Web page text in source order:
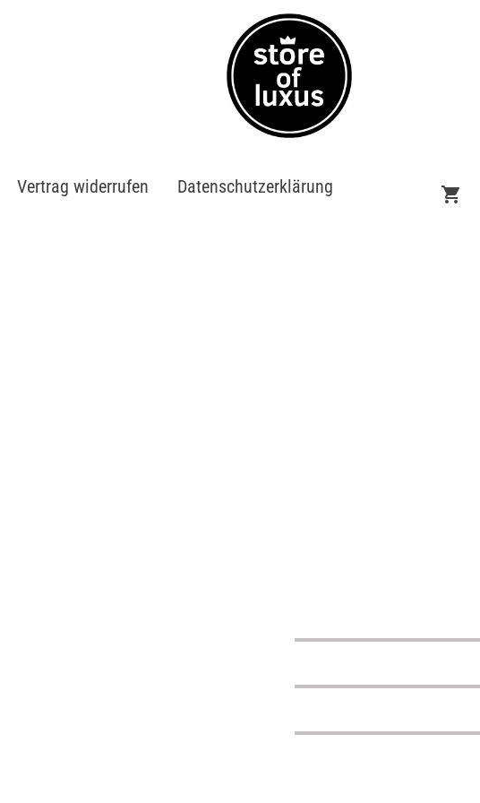
Vertrag widerrufen Datenschutzerklärung